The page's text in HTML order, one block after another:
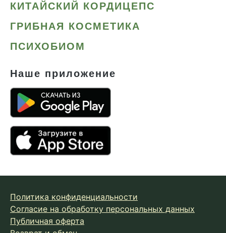
КИТАЙСКИЙ КОРДИЦЕПС
ГРИБНАЯ КОСМЕТИКА
ПСИХОБИОМ
Наше приложение
Политика конфиденциальности
Согласие на обработку персональных данных
Публичная оферта